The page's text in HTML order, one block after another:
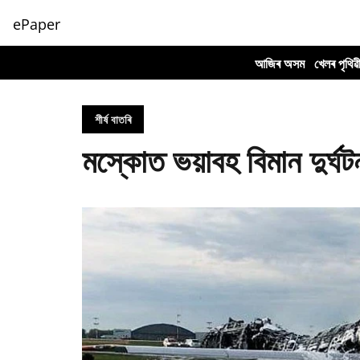
ePaper
আজিৰ অসম খেলৰ পৃথিৱী
শীৰ্ষ বাতৰি
মস্কোত ভয়াবহ বিমান